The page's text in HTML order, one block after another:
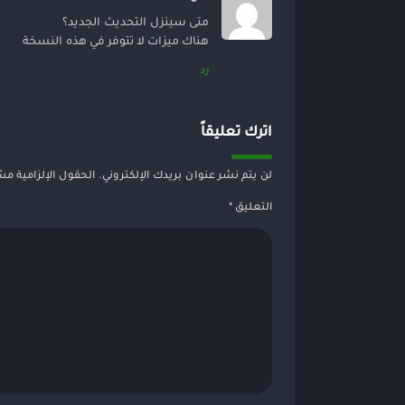
متى سينزل التحديث الجديد؟
هناك ميزات لا تتوفر في هذه النسخة
رد
اترك تعليقاً
لن يتم نشر عنوان بريدك الإلكتروني. الحقول الإلزامية
التعليق *